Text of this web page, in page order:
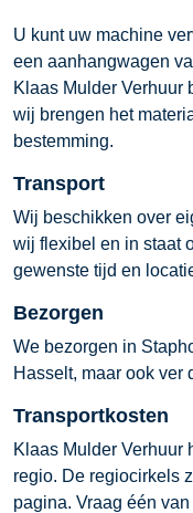
U kunt uw machine
een aanhangwagen
Klaas Mulder Verhuur
wij brengen het
bestemming.
Transport
Wij beschikken over
wij flexibel en in staat
gewenste tijd en
Bezorgen
We bezorgen in
Hasselt, maar ook ver
Transportkosten
Klaas Mulder Verhuur
regio. De regiocirkels
pagina. Vraag één